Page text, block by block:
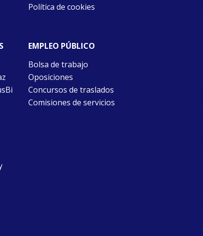
Política de cookies
EMPLEO PÚBLICO
Bolsa de trabajo
Oposiciones
Concursos de traslados
Comisiones de servicios